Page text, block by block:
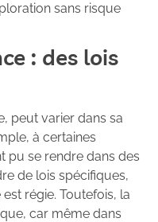
sans risque
: des lois
peut varier dans sa
à certaines
pu se rendre dans des
de lois spécifiques,
régie. Toutefois, la
car même dans